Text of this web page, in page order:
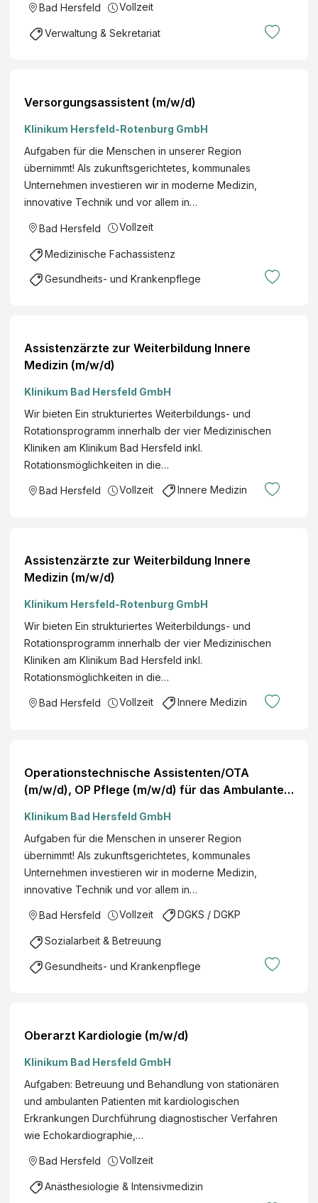
Bad Hersfeld Vollzeit
Verwaltung & Sekretariat
Versorgungsassistent (m/w/d)
Klinikum Hersfeld-Rotenburg GmbH
Aufgaben für die Menschen in unserer Region
übernimmt! Als zukunftsgerichtetes, kommunales
Unternehmen investieren wir in moderne Medizin,
innovative Technik und vor allem in…
Bad Hersfeld Vollzeit
Medizinische Fachassistenz
Gesundheits- und Krankenpflege
Assistenzärzte zur Weiterbildung Innere
Medizin (m/w/d)
Klinikum Bad Hersfeld GmbH
Wir bieten Ein strukturiertes Weiterbildungs- und
Rotationsprogramm innerhalb der vier Medizinischen
Kliniken am Klinikum Bad Hersfeld inkl.
Rotationsmöglichkeiten in die…
Bad Hersfeld Vollzeit Innere Medizin
Assistenzärzte zur Weiterbildung Innere
Medizin (m/w/d)
Klinikum Hersfeld-Rotenburg GmbH
Wir bieten Ein strukturiertes Weiterbildungs- und
Rotationsprogramm innerhalb der vier Medizinischen
Kliniken am Klinikum Bad Hersfeld inkl.
Rotationsmöglichkeiten in die…
Bad Hersfeld Vollzeit Innere Medizin
Operationstechnische Assistenten/OTA
(m/w/d), OP Pflege (m/w/d) für das Ambulante
Klinikum Bad Hersfeld GmbH
Aufgaben für die Menschen in unserer Region
übernimmt! Als zukunftsgerichtetes, kommunales
Unternehmen investieren wir in moderne Medizin,
innovative Technik und vor allem in…
Bad Hersfeld Vollzeit DGKS / DGKP
Sozialarbeit & Betreuung
Gesundheits- und Krankenpflege
Oberarzt Kardiologie (m/w/d)
Klinikum Bad Hersfeld GmbH
Aufgaben: Betreuung und Behandlung von stationären
und ambulanten Patienten mit kardiologischen
Erkrankungen Durchführung diagnostischer Verfahren
wie Echokardiographie,…
Bad Hersfeld Vollzeit
Anästhesiologie & Intensivmedizin